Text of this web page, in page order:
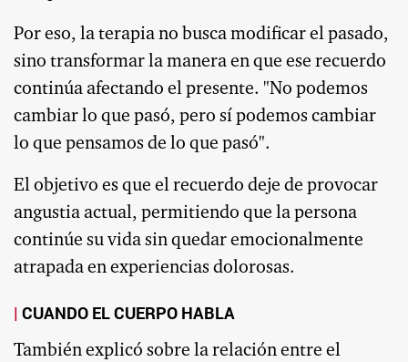
Por eso, la terapia no busca modificar el pasado,
sino transformar la manera en que ese recuerdo
continúa afectando el presente. "No podemos
cambiar lo que pasó, pero sí podemos cambiar
lo que pensamos de lo que pasó".
El objetivo es que el recuerdo deje de provocar
angustia actual, permitiendo que la persona
continúe su vida sin quedar emocionalmente
atrapada en experiencias dolorosas.
CUANDO EL CUERPO HABLA
También explicó sobre la relación entre el